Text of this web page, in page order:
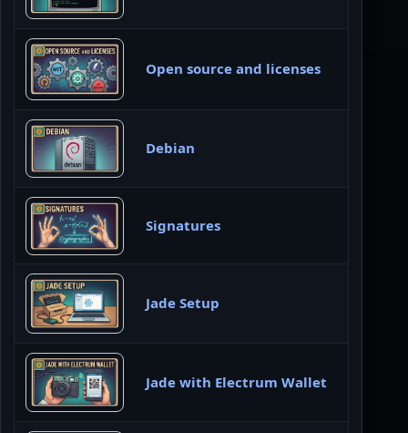
Open source and licenses
Debian
Signatures
Jade Setup
Jade with Electrum Wallet